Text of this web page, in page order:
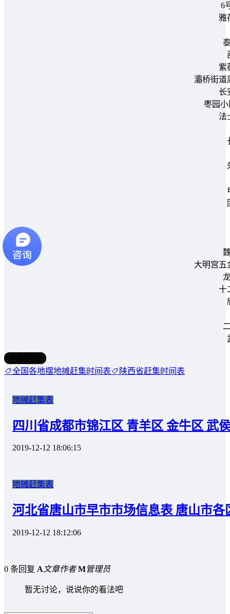
6
雅
紫
灞桥街道
长
枣园
法
大明宫五
十
全国各地摆地摊赶集时间表 陕西省赶集时间表
地摊赶集表
四川省成都市锦江区 青羊区 金牛区 武
2019-12-12 18:06:15
地摊赶集表
河北省唐山市早市市场信息表 唐山市各
2019-12-12 18:12:06
0 条回复 A 文章作者 M管理员
暂无讨论，说说你的看法吧